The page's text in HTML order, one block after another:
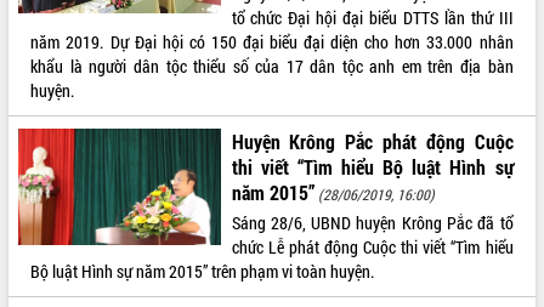
tổ chức Đại hội đại biểu DTTS lần thứ III
năm 2019. Dự Đại hội có 150 đại biểu đại diện cho hơn 33.000 nhân
khẩu là người dân tộc thiểu số của 17 dân tộc anh em trên địa bàn
huyện.
Huyện Krông Pắc phát động Cuộc
thi viết “Tìm hiểu Bộ luật Hình sự
năm 2015” (28/06/2019, 16:00)
Sáng 28/6, UBND huyện Krông Pắc đã tổ
chức Lễ phát động Cuộc thi viết “Tìm hiểu
Bộ luật Hình sự năm 2015” trên phạm vi toàn huyện.